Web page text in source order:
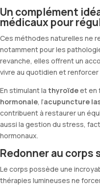
Un complément
médicaux pour
Ces méthodes naturelles ne
notamment pour les
revanche, elles offrent un
vivre au quotidien et renforcer
En stimulant la thyroïdeet en
hormonale, l’acupuncture
contribuent à restaurer un
aussi la gestion du stress,
hormonaux.
Redonner au corps
Le corps possède une
thérapies lumineuses ne